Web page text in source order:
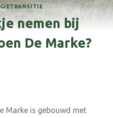
nemen bij
De Marke?
Marke is gebouwd met